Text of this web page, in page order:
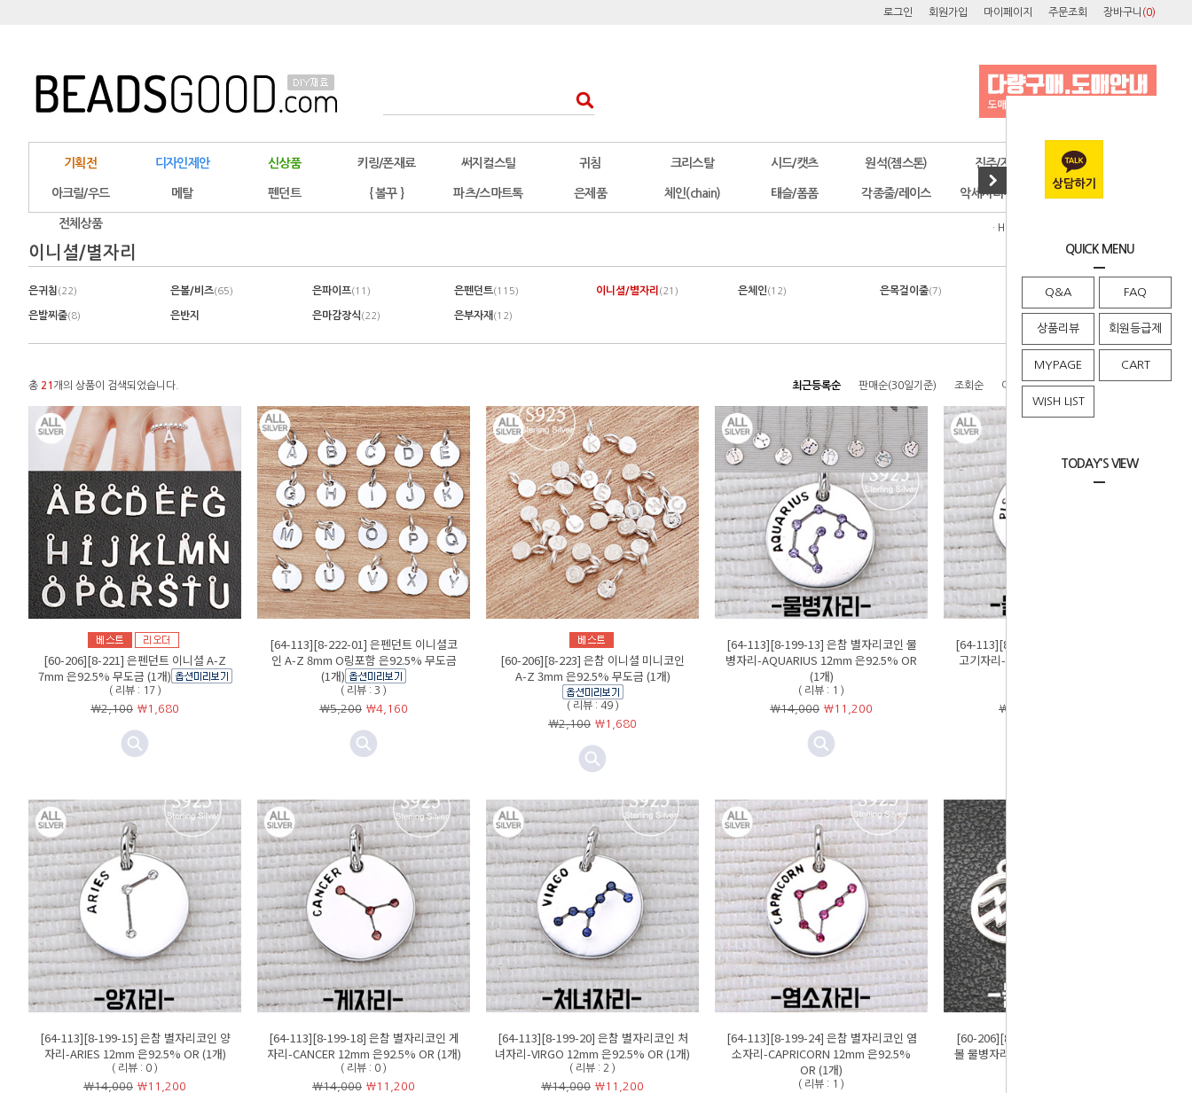
QUICK MENU
Q&A FAQ
상품리뷰 회원등급제
MYPAGE CART
WISH LIST
TODAY'S VIEW
로그인 회원가입 마이페이지 주문조회 장바구니 (0)
기획전 디자인제안 신상품 키링/폰재료 써지컬스틸 귀침 크리스탈 시드/캣츠 원석(젬스톤) 진주/자개 오스트리아
아크릴/우드 메탈 펜던트 { 볼꾸 } 파츠/스마트톡 은제품 체인(chain) 태슬/폼폼 각종줄/레이스 악세사리부자재 공구/포장
전체상품 · HOME
이니셜/별자리
은귀침 (22) 은볼/비즈(65) 은파이프(11) 은펜던트(115) 이니셜/별자리 (21) 은체인(12) 은목걸이줄(7) 은팔찌줄(12)
은발찌줄(8) 은반지 은마감장식(22) 은부자재 (12)
총 21 개의 상품이 검색되었습니다. 최근등록순 판매순(30일기준) 조회순 이름순 높은가격순
[60-206][8-221] 은펜던트 이니셜 A-Z
7mm 은92.5% 무도금 (1개)
( 리뷰 : 17 )
￦2,100 ￦1,680
[64-113][8-222-01] 은펜던트 이니셜코
인 A-Z 8mm O링포함 은92.5% 무도금
(1개)
( 리뷰 : 3 )
￦5,200 ￦4,160
[60-206][8-223] 은참 이니셜 미니코인
A-Z 3mm 은92.5% 무도금 (1개)
( 리뷰 : 49 )
￦2,100 ￦1,680
[64-113][8-199-13] 은참 별자리코인 물
병자리-AQUARIUS 12mm 은92.5% OR
(1개)
( 리뷰 : 1 )
￦14,000 ￦11,200
[64-113][8-199-14] 은참 별자리코인 물
고기자리-PISCES 12mm 은92.5% OR
￦14,000
[64-113][8-199-15] 은참 별자리코인 양
자리-ARIES 12mm 은92.5% OR (1개)
( 리뷰 : 0 )
￦14,000 ￦11,200
[64-113][8-199-18] 은참 별자리코인 게
자리-CANCER 12mm 은92.5% OR (1개)
( 리뷰 : 0 )
￦14,000 ￦11,200
[64-113][8-199-20] 은참 별자리코인 처
녀자리-VIRGO 12mm 은92.5% OR (1개)
( 리뷰 : 2 )
￦14,000 ￦11,200
[64-113][8-199-24] 은참 별자리코인 염
소자리-CAPRICORN 12mm 은92.5%
OR (1개)
( 리뷰 : 1 )
[60-206][8-199-01] 은펜던트 별자리심
볼 물병자리 8mm 은92.5% 무도금 (1개)